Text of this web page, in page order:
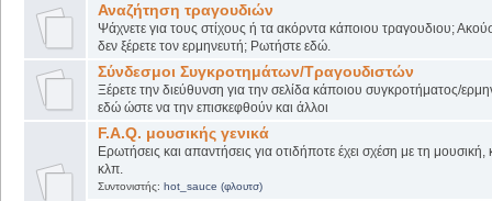
Αναζήτηση τραγουδιών
Ψάχνετε για τους στίχους ή τα ακόρντα κάποιου τραγουδιου;
δεν ξέρετε τον ερμηνευτή; Ρωτήστε εδώ.
Σύνδεσμοι Συγκροτημάτων/Τραγουδιστών
Ξέρετε την διεύθυνση για την σελίδα κάποιου συγκροτήματος/
εδώ ώστε να την επισκεφθούν και άλλοι
F.A.Q. μουσικής γενικά
Ερωτήσεις και απαντήσεις για οτιδήποτε έχει σχέση με τη μουσική,
κλπ.
Συντονιστής: hot_sauce (φλουτσ)